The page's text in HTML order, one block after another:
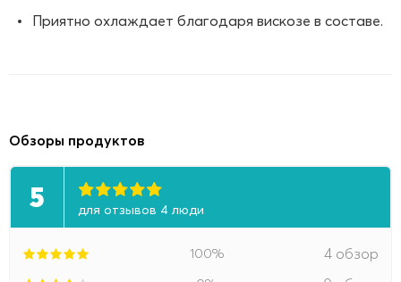
Приятно охлаждает благодаря вискозе в составе.
Обзоры продуктов
5 для отзывов 4 люди
100% 4 обзор